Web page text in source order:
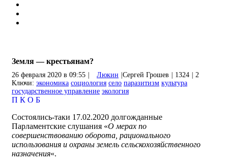
Земля — крестьянам?
26 февраля 2020 в 09:55 Люкин Сергей Грошев 1324
2
Ключи: экономика социология село паразитизм культура
государственное управление экология
П К О Б
Состоялись-таки 17.02.2020 долгожданные
Парламентские слушания «О мерах по
совершенствованию оборота, рационального
использования и охраны земель сельскохозяйственного
назначения«.